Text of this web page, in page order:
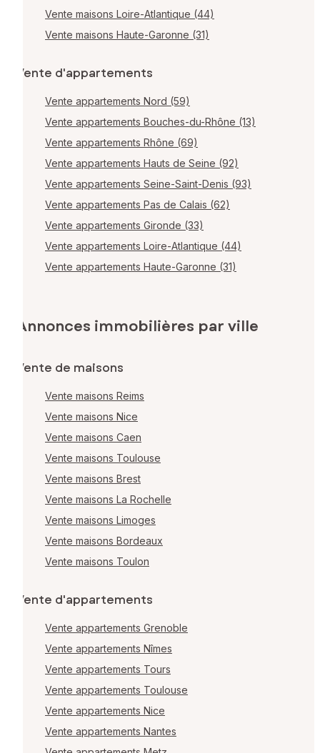
Vente maisons Loire-Atlantique (44)
Vente maisons Haute-Garonne (31)
Vente d'appartements
Vente appartements Nord (59)
Vente appartements Bouches-du-Rhône (13)
Vente appartements Rhône (69)
Vente appartements Hauts de Seine (92)
Vente appartements Seine-Saint-Denis (93)
Vente appartements Pas de Calais (62)
Vente appartements Gironde (33)
Vente appartements Loire-Atlantique (44)
Vente appartements Haute-Garonne (31)
Annonces immobilières par ville
Vente de maisons
Vente maisons Reims
Vente maisons Nice
Vente maisons Caen
Vente maisons Toulouse
Vente maisons Brest
Vente maisons La Rochelle
Vente maisons Limoges
Vente maisons Bordeaux
Vente maisons Toulon
Vente d'appartements
Vente appartements Grenoble
Vente appartements Nîmes
Vente appartements Tours
Vente appartements Toulouse
Vente appartements Nice
Vente appartements Nantes